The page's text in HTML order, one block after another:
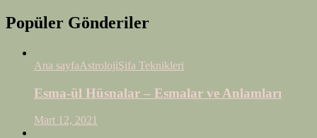
Popüler Gönderiler
Ana sayfaAstrolojiŞifa Teknikleri
Esma-ül Hüsnalar – Esmalar ve Anlamları
Mart 12, 2021